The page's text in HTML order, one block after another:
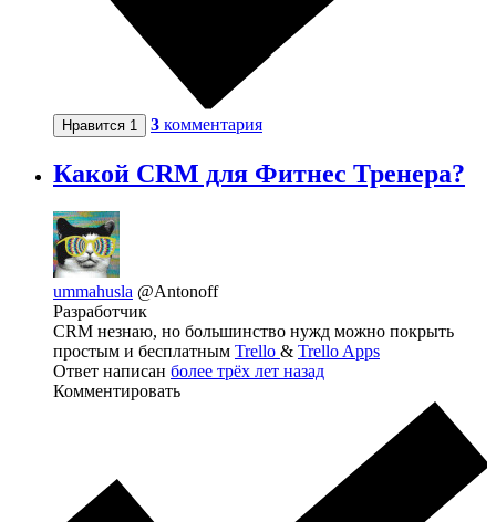
Нравится 1 3 комментария
Какой CRM для Фитнес Тренера?
ummahusla @Antonoff
Разработчик
CRM незнаю, но большинство нужд можно покрыть
простым и бесплатным Trello & Trello Apps
Ответ написан более трёх лет назад
Комментировать